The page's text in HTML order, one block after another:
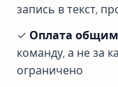
запись в текст,
✓ Оплата
команду, а не за
ограничено